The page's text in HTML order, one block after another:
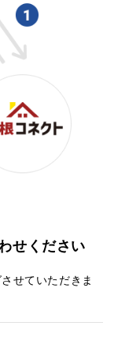
せください
せていただきま